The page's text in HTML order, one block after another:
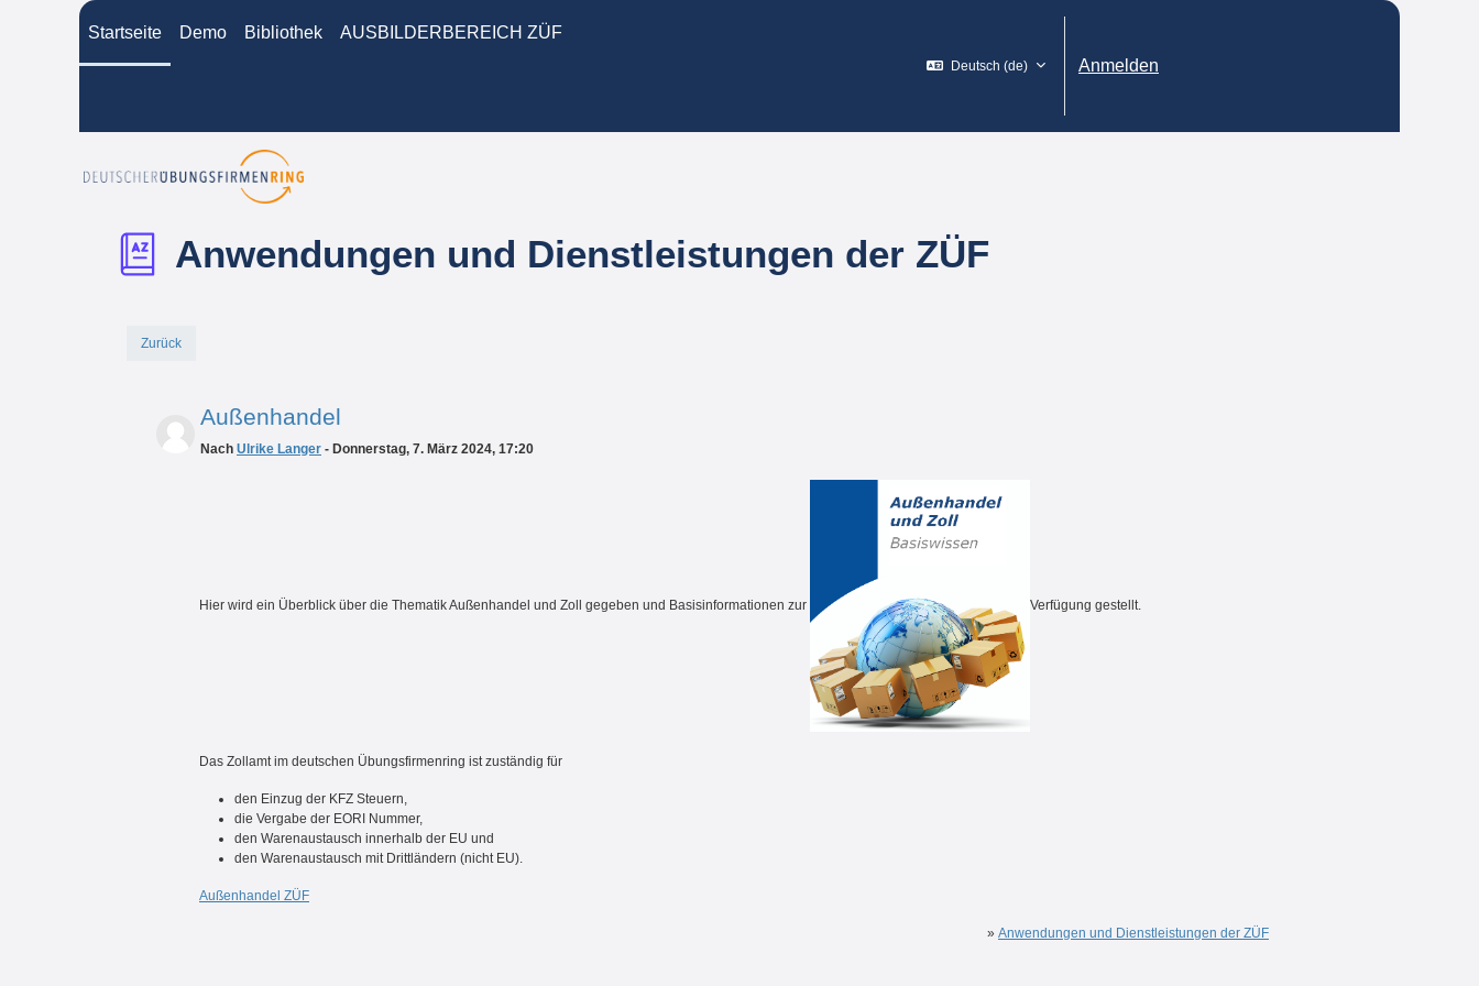
Zum Hauptinhalt
Startseite Demo Bibliothek AUSBILDERBEREICH ZÜF
Deutsch ‎(de)‎ Anmelden
Anwendungen und Dienstleistungen der ZÜF
Zurück
Außenhandel
Nach Ulrike Langer - Donnerstag, 7. März 2024, 17:20
Hier wird ein Überblick über die Thematik Außenhandel und Zoll gegeben und Basisinformationen zur Verfügung gestellt.
Das Zollamt im deutschen Übungsfirmenring ist zuständig für
den Einzug der KFZ Steuern,
die Vergabe der EORI Nummer,
den Warenaustausch innerhalb der EU und
den Warenaustausch mit Drittländern (nicht EU).
Außenhandel ZÜF
» Anwendungen und Dienstleistungen der ZÜF